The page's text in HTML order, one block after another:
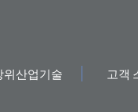
위산업기술 고객